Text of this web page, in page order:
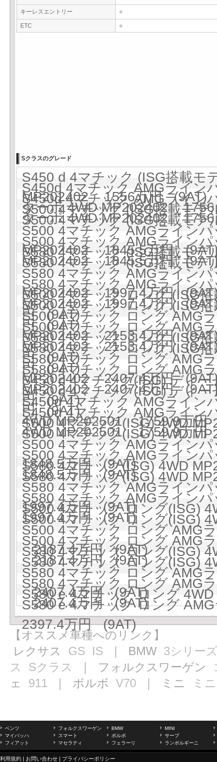
キーレスエントリー ○
ETC ○
Sクラスのグレード
S450 d 4マチック (ISG搭載モ
MP202402 1556万円 (9AT)
S450d 4マチック AMGライン
ターボ 4WD MP202402
S450d 4マチック AMGライン
ターボ 4WD MP202402
S500 4マチック (ISG搭載モ
S500 4マチック (ISG搭載モ
S500 4マチック AMGライン
MP202402 1845.5万円
S500 4マチック AMGライン
MP202402 1845.5万円
S580 4マチック (ISG搭載モ
S580 4マチック (ISG搭載モ
S580 4マチック AMGライン
MP202402 1997.4万円
S580 4マチック AMGライン
MP202402 1997.4万円
S500 4マチック ロング (ISG
円 (9AT)
S500 4マチック ロング (ISG
円 (9AT)
S500 4マチック ロング AMG
MP202402 2153.4万円
S500 4マチック ロング AMG
MP202402 2153.4万円
S580 4マチック ロング (ISG
円 (9AT)
S580 4マチック ロング (ISG
円 (9AT)
S580 4マチック ロング AMG
MP202402 2407.4万円
S580 4マチック ロング AMG
MP202402 2407.4万円
S450 d 4マチック(ISG) ディ
円 (9AT)
S450 d 4マチック(ISG) ディ
円 (9AT)
S450d 4マチック AMGライン
4WD MP202501 1759.9万円
S450d 4マチック AMGライン
4WD MP202501 1759.9万円
S500 4マチック(ISG) 4WD
S500 4マチック(ISG) 4WD
S500 4マチック AMGライン
1848.5万円 (9AT)
S500 4マチック AMGライン
1848.5万円 (9AT)
S580 4マチック(ISG) 4WD
S580 4マチック(ISG) 4WD
S580 4マチック AMGライン
1997.4万円 (9AT)
S580 4マチック AMGライン
1997.4万円 (9AT)
S500 4マチック ロング(ISG)
S500 4マチック ロング(ISG)
S500 4マチック ロング AMG
2187.4万円 (9AT)
S500 4マチック ロング AMG
2187.4万円 (9AT)
S580 4マチック ロング(ISG)
S580 4マチック ロング(ISG)
S580 4マチック ロング AMG
2407.4万円 (9AT)
S580 4マチック ロング AMG
2407.4万円 (9AT)
S580 e 4マチック ロング
S580 e 4マチック ロング
2397.4万円 (9AT)
【オススメ車種へのリンク】
レクサス GS IS ｜ BMW 3シリー
ス
Sクラス ｜ フォルクスワーゲン
ェ 911 ｜ ボルボ V70 ｜ ミニ ミニ
ベンツ フォルクスワーゲン BMW
MINI
マイバッハ
スマート ボルボ
サーブ
フィアット
マセラティ フェラーリ ランボルギーニ
利用規約 | お問い合わせ | プライバシーポリシー